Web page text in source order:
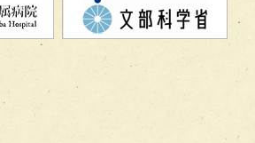
術前から始める周術期リハビリテーションチー
【包括的リハビリテーションコンサルテーション